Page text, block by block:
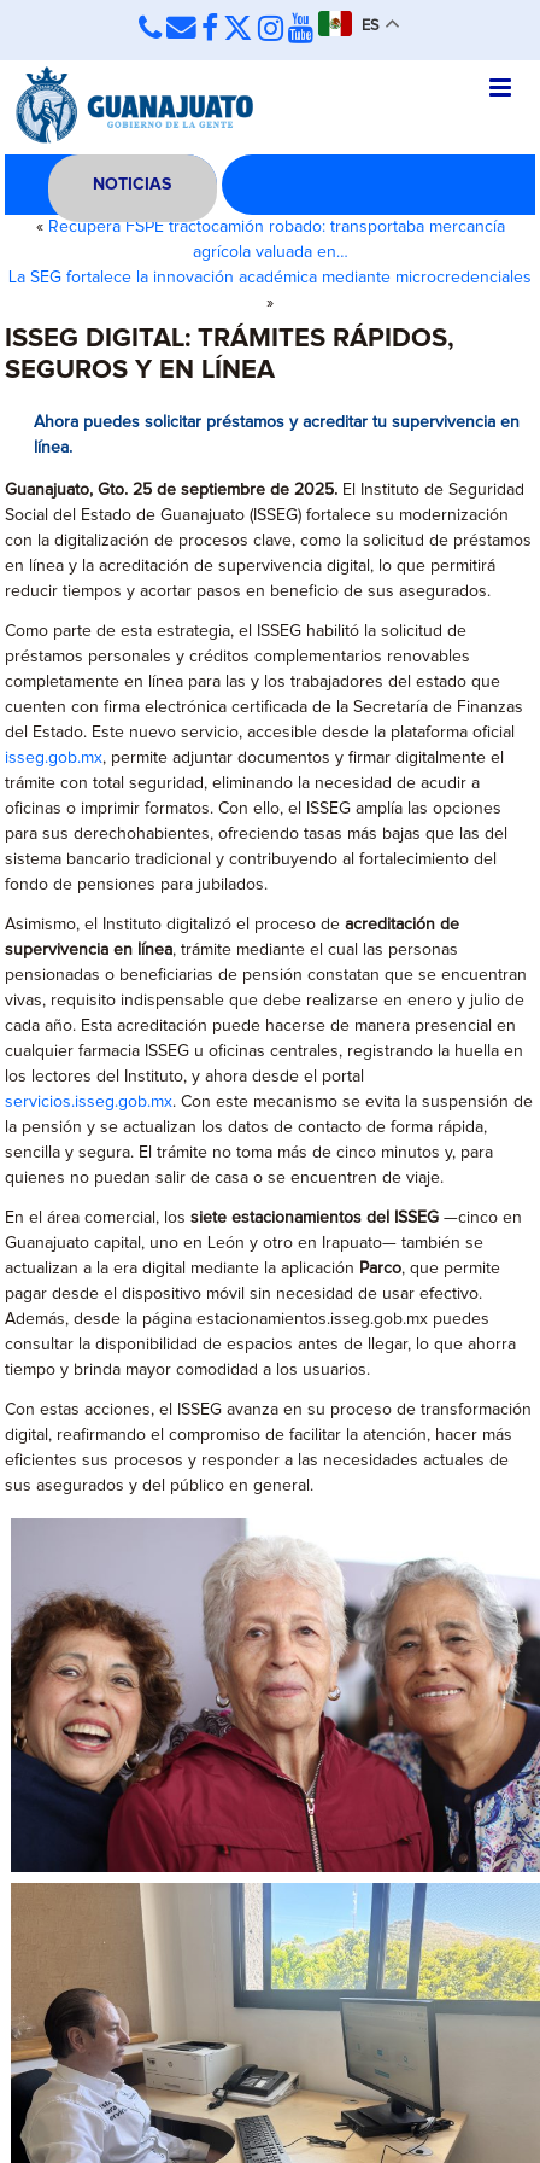
ES
NOTICIAS
« Recupera FSPE tractocamión robado: transportaba mercancía
agrícola valuada en…
La SEG fortalece la innovación académica mediante microcredenciales
»
ISSEG DIGITAL: TRÁMITES RÁPIDOS,
SEGUROS Y EN LÍNEA
Ahora puedes solicitar préstamos y acreditar tu supervivencia en
línea.
Guanajuato, Gto. 25 de septiembre de 2025. El Instituto de Seguridad
Social del Estado de Guanajuato (ISSEG) fortalece su modernización
con la digitalización de procesos clave, como la solicitud de préstamos
en línea y la acreditación de supervivencia digital, lo que permitirá
reducir tiempos y acortar pasos en beneficio de sus asegurados.
Como parte de esta estrategia, el ISSEG habilitó la solicitud de
préstamos personales y créditos complementarios renovables
completamente en línea para las y los trabajadores del estado que
cuenten con firma electrónica certificada de la Secretaría de Finanzas
del Estado. Este nuevo servicio, accesible desde la plataforma oficial
isseg.gob.mx, permite adjuntar documentos y firmar digitalmente el
trámite con total seguridad, eliminando la necesidad de acudir a
oficinas o imprimir formatos. Con ello, el ISSEG amplía las opciones
para sus derechohabientes, ofreciendo tasas más bajas que las del
sistema bancario tradicional y contribuyendo al fortalecimiento del
fondo de pensiones para jubilados.
Asimismo, el Instituto digitalizó el proceso deacreditación de
supervivencia en línea, trámite mediante el cual las personas
pensionadas o beneficiarias de pensión constatan que se encuentran
vivas, requisito indispensable que debe realizarse en enero y julio de
cada año. Esta acreditación puede hacerse de manera presencial en
cualquier farmacia ISSEG u oficinas centrales, registrando la huella en
los lectores del Instituto, y ahora desde el portal
servicios.isseg.gob.mx. Con este mecanismo se evita la suspensión de
la pensión y se actualizan los datos de contacto de forma rápida,
sencilla y segura. El trámite no toma más de cinco minutos y, para
quienes no puedan salir de casa o se encuentren de viaje.
En el área comercial, lossiete estacionamientos del ISSEG —cinco en
Guanajuato capital, uno en León y otro en Irapuato— también se
actualizan a la era digital mediante la aplicación Parco, que permite
pagar desde el dispositivo móvil sin necesidad de usar efectivo.
Además, desde la página estacionamientos.isseg.gob.mx puedes
consultar la disponibilidad de espacios antes de llegar, lo que ahorra
tiempo y brinda mayor comodidad a los usuarios.
Con estas acciones, el ISSEG avanza en su proceso de transformación
digital, reafirmando el compromiso de facilitar la atención, hacer más
eficientes sus procesos y responder a las necesidades actuales de
sus asegurados y del público en general.